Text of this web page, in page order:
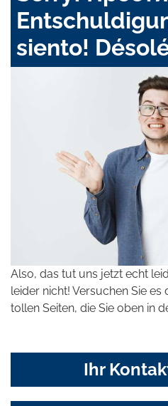
siento!
Also, das tut uns jetzt echt
leider nicht! Versuchen Sie
tollen Seiten, die Sie oben in
Ihr